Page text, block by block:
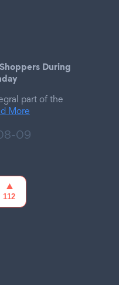
During
part of the
More
09